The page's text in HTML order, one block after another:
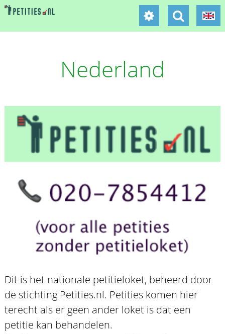
Nederland
Dit is het nationale petitieloket, beheerd door
de stichting Petities.nl. Petities komen hier
terecht als er geen ander loket is dat een
petitie kan behandelen.